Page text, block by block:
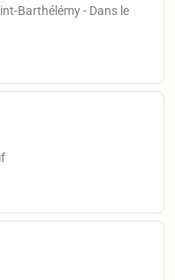
Barthélémy - Dans le